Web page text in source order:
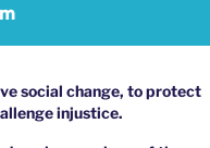
social change, to protect
injustice.